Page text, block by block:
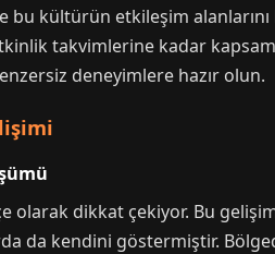
bu kültürün etkileşim
takvimlerine kadar
deneyimlere hazır olun.
olarak dikkat çekiyor. Bu
da kendini göstermiştir.